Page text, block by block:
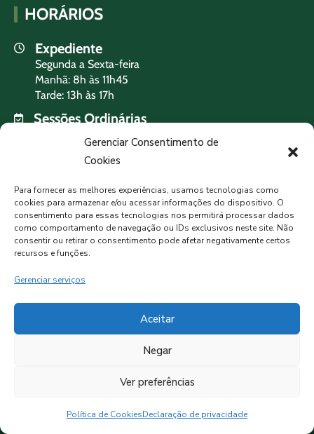
Gerenciar Consentimento de
Cookies
Para fornecer as melhores experiências, usamos tecnologias como
cookies para armazenar e/ou acessar informações do dispositivo. O
consentimento para essas tecnologias nos permitirá processar dados
como comportamento de navegação ou IDs exclusivos neste site. Não
consentir ou retirar o consentimento pode afetar negativamente certos
recursos e funções.
Gerenciar serviços
Aceitar
Negar
Ver preferências
Política de CookiesDeclaração de privacidade
HORÁRIOS
Expediente
Segunda a Sexta-feira
Manhã: 8h às 11h45
Tarde: 13h às 17h
Sessões Ordinárias
MORMAÇO, BR
92%
18°C